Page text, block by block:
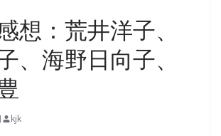
想：荒井洋子、
、海野日向子、
kjk